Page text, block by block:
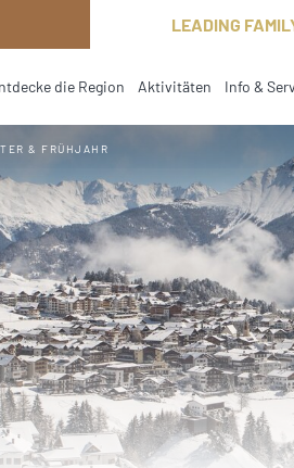
LEADING
die Region Aktivitäten
current
Info &
& FRÜHJAHR